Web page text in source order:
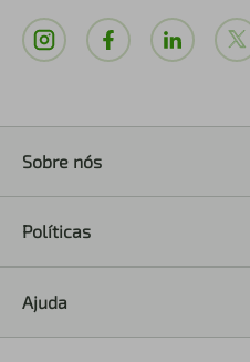
Sobre nós
Políticas
Ajuda